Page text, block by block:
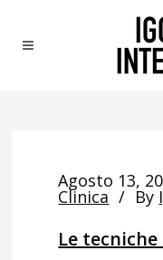
Agosto 13,
Clinica By
Le